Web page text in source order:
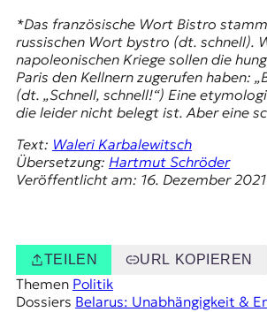
*Das französische Wort Bistro
russischen Wort bystro (dt. schnell).
napoleonischen Kriege sollen die
Paris den Kellnern zugerufen haben:
(dt. „Schnell, schnell!“) Eine
die leider nicht belegt ist. Aber eine
Text: Waleri Karbalewitsch
Übersetzung: Hartmut Schröder
Veröffentlicht am: 16. Dezember 2021
TEILEN URL KOPIEREN
Themen Politik
Dossiers Belarus: Unabhängigkeit &